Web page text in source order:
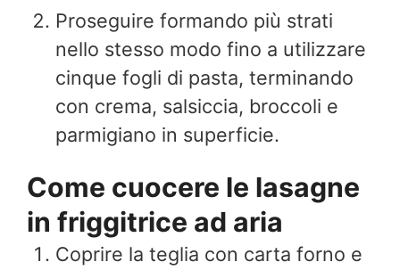
Proseguire formando più strati
nello stesso modo fino a utilizzare
cinque fogli di pasta, terminando
con crema, salsiccia, broccoli e
parmigiano in superficie.
Come cuocere le lasagne
in friggitrice ad aria
Coprire la teglia con carta forno e